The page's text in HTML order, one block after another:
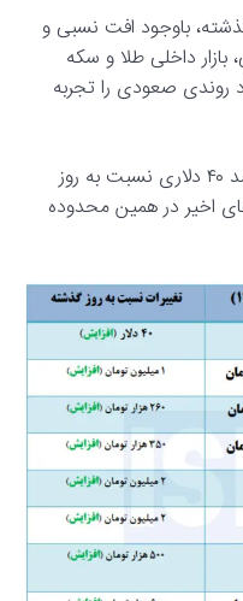
گذشته، باوجود افت نسبی و
داخلی طلا و سکه
روندی صعودی را تجربه
امروز بهای اونس جهانی طلا نیز با رشد ۴۰ دلاری نسبت به روز
روزهای اخیر در همین محدوده